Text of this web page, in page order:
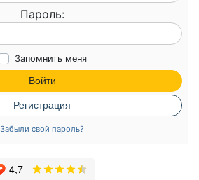
Пароль:
Запомнить меня
Войти
Регистрация
Забыли свой пароль?